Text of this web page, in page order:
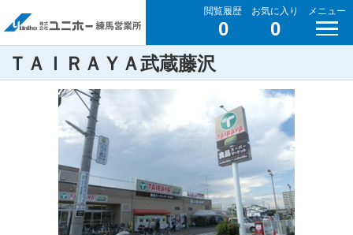
閲覧履歴
0
お気に入り
0
メニュー
ＴＡＩＲＡＹＡ武蔵藤沢